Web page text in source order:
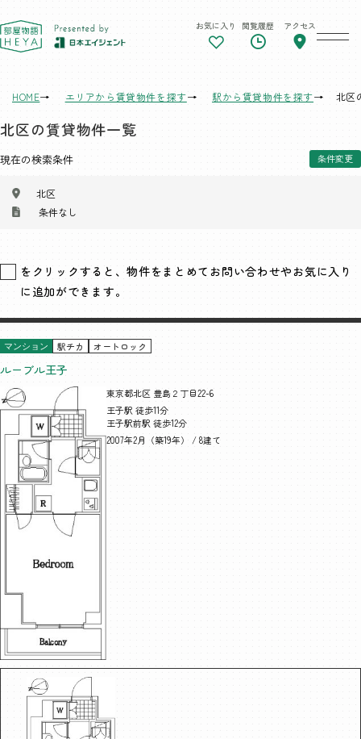
東京 部屋物語 お気に入り 閲覧履歴 アクセス
HOME エリアから賃貸物件を探す 駅から賃貸物件を探す 北区
北区の賃貸物件一覧
現在の検索条件 条件変更
北区
条件なし
をクリックすると、物件をまとめてお問い合わせやお気に入り
に追加ができます。
マンション 駅チカ オートロック
ルーブル王子
東京都北区 豊島２丁目22-6
王子駅 徒歩11分
王子駅前駅 徒歩12分
2007年2月（築19年） / 8建て